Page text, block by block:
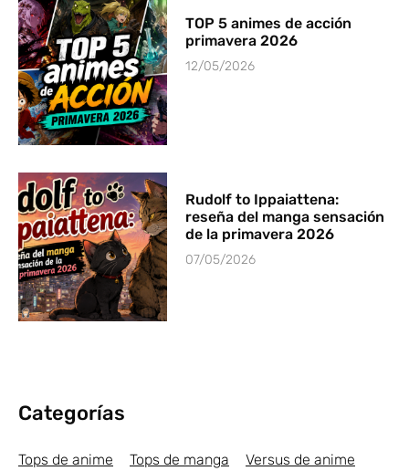
TOP 5 animes de acción
primavera 2026
12/05/2026
Rudolf to Ippaiattena:
reseña del manga sensación
de la primavera 2026
07/05/2026
Categorías
Tops de anime Tops de manga Versus de anime